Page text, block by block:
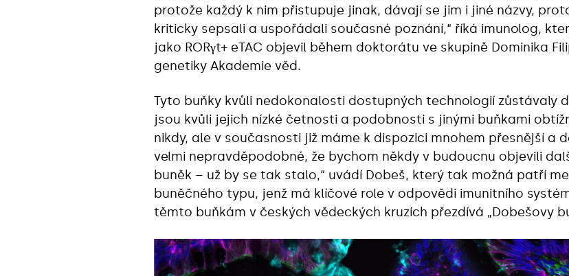
protože každý k nim přistupuje jinak, dávají se jim i jiné názvy,
kriticky sepsali a uspořádali současné poznání,“ říká imunolog,
jako RORγt+ eTAC objevil během doktorátu ve skupině Dominika
genetiky Akademie věd.
Tyto buňky kvůli nedokonalosti dostupných technologií zůstávaly
jsou kvůli jejich nízké četnosti a podobnosti s jinými buňkami
nikdy, ale v současnosti již máme k dispozici mnohem přesnější a
velmi nepravděpodobné, že bychom někdy v budoucnu objevili
buněk – už by se tak stalo,“ uvádí Dobeš, který tak možná patří
buněčného typu, jenž má klíčové role v odpovědi imunitního
těmto buňkám v českých vědeckých kruzích přezdívá „Dobešovy